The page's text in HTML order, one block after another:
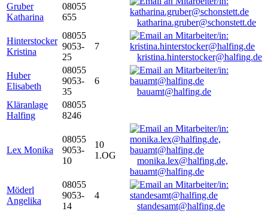
Gruber
Katharina
08055
655
katharina.gruber@schonstett.de
Hinterstocker
Kristina
08055
9053-
25
7
kristina.hinterstocker@halfing.de
Huber
Elisabeth
08055
9053-
35
6
bauamt@halfing.de
Kläranlage
Halfing
08055
8246
Lex Monika
08055
9053-
10
10
1.OG
monika.lex@halfing.de,
bauamt@halfing.de
Möderl
Angelika
08055
9053-
14
4
standesamt@halfing.de